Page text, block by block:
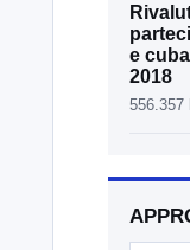
e
2018
556.357